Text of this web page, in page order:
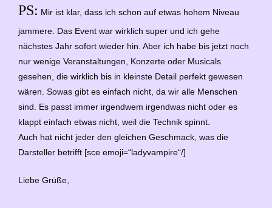
PS: Mir ist klar, dass ich schon auf etwas hohem Niveau
jammere. Das Event war wirklich super und ich gehe
nächstes Jahr sofort wieder hin. Aber ich habe bis jetzt noch
nur wenige Veranstaltungen, Konzerte oder Musicals
gesehen, die wirklich bis in kleinste Detail perfekt gewesen
wären. Sowas gibt es einfach nicht, da wir alle Menschen
sind. Es passt immer irgendwem irgendwas nicht oder es
klappt einfach etwas nicht, weil die Technik spinnt.
Auch hat nicht jeder den gleichen Geschmack, was die
Darsteller betrifft [sce emoji=“ladyvampire“/]
Liebe Grüße,